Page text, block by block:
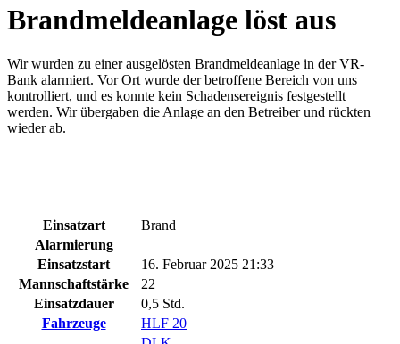
Brandmeldeanlage löst aus
Wir wurden zu einer ausgelösten Brandmeldeanlage in der VR-
Bank alarmiert. Vor Ort wurde der betroffene Bereich von uns
kontrolliert, und es konnte kein Schadensereignis festgestellt
werden. Wir übergaben die Anlage an den Betreiber und rückten
wieder ab.
Einsatzart
Brand
Alarmierung
Einsatzstart
16. Februar 2025 21:33
Mannschaftstärke
22
Einsatzdauer
0,5 Std.
Fahrzeuge
HLF 20